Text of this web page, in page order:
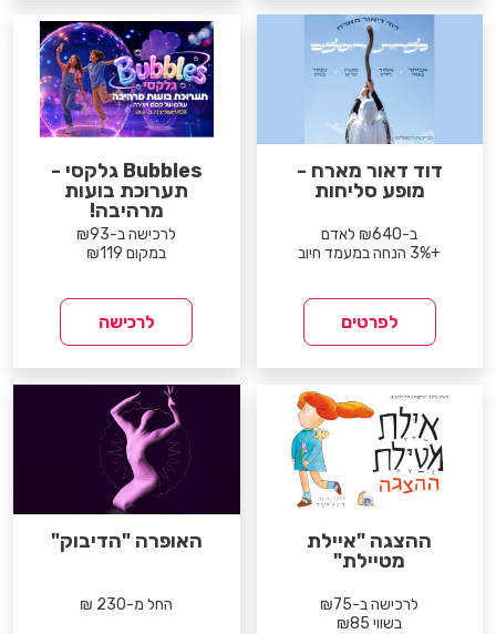
דוד דאור מארח -
מופע סליחות
ב-₪640 לאדם
+3% הנחה במעמד חיוב
לפרטים
Bubbles גלקסי -
תערוכת בועות
מרהיבה!
לרכישה ב-₪93
במקום ₪119
לרכישה
ההצגה "איילת
מטיילת"
לרכישה ב-₪75
בשווי ₪85
האופרה "הדיבוק"
החל מ-230 ₪